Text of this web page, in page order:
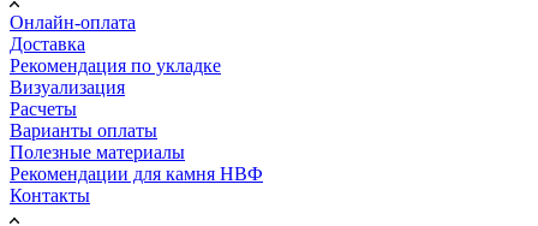
Онлайн-оплата
Доставка
Рекомендация по укладке
Визуализация
Расчеты
Варианты оплаты
Полезные материалы
Рекомендации для камня НВФ
Контакты